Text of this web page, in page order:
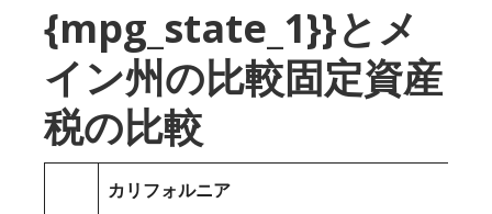
{mpg_state_1}}とメ
イン州の比較固定資産
税の比較
カリフォルニア